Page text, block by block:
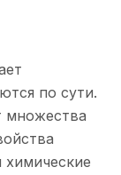
по сути.
множества
химические